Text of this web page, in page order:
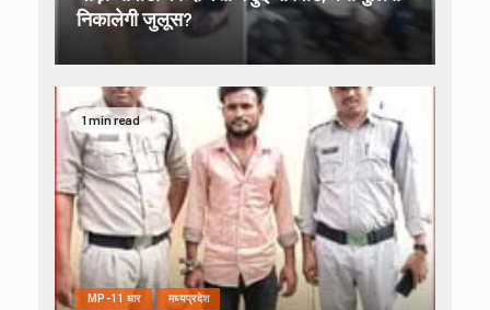
निकालेगी जुलूस?
1 min read
MP-11 धार मध्यप्रदेश